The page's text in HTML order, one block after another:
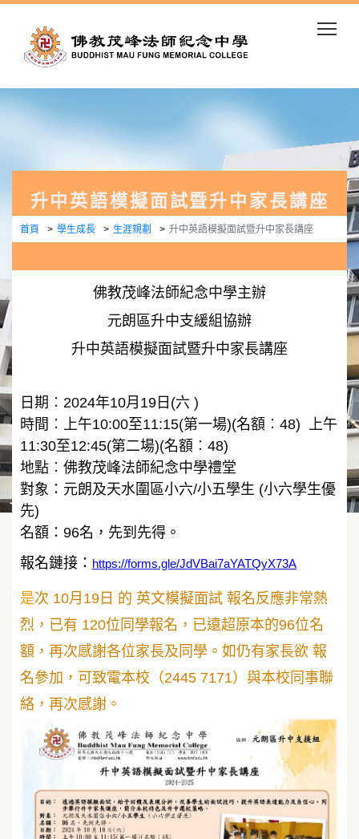
升中英語模擬面試暨升中家長講座
首頁 學生成長 生涯規劃 升中英語模擬面試暨升中家長講座
佛教茂峰法師紀念中學主辦
元朗區升中支緩組協辦
升中英語模擬面試暨升中家長講座
日期︰2024年10月19日(六 )
時間︰上午10:00至11:15(第一場)(名額︰48) 上午
11:30至12:45(第二場)(名額︰48)
地點︰佛教茂峰法師紀念中學禮堂
對象：元朗及天水圍區小六/小五學生 (小六學生優
先)
名額：96名，先到先得。
報名鏈接： https://forms.gle/JdVBai7aYATQyX73A
是次 10月19日 的 英文模擬面試 報名反應非常熱
烈，已有 120位同學報名，已遠超原本的96位名
額，再次感謝各位家長及同學。如仍有家長欲 報
名參加，可致電本校（2445 7171）與本校同事聯
絡，再次感謝。